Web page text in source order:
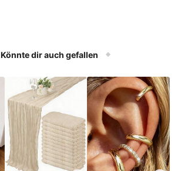
Könnte dir auch gefallen